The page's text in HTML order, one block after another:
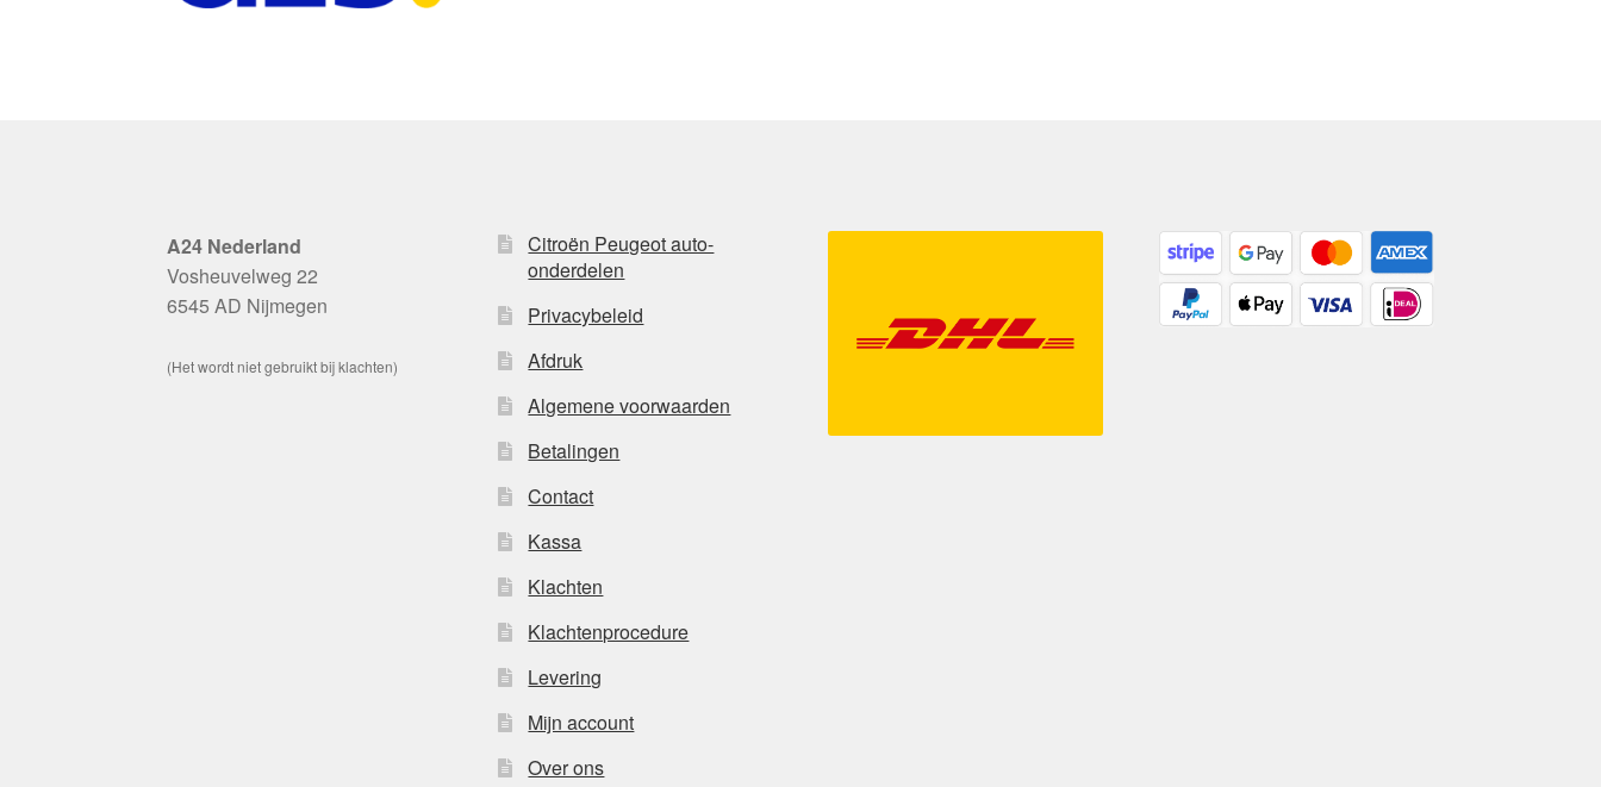
A24 Nederland
Vosheuvelweg 22
6545 AD Nijmegen
(Het wordt niet gebruikt bij klachten)
Citroën Peugeot auto-
onderdelen
Privacybeleid
Afdruk
Algemene voorwaarden
Betalingen
Contact
Kassa
Klachten
Klachtenprocedure
Levering
Mijn account
Over ons